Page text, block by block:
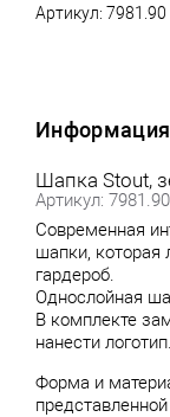
Артикул: 7981.90
Информация
Шапка Stout,
Артикул: 7981.90
Cовременная
шапки, которая
гардероб.
Однослойная
В комплекте
нанести
Форма и